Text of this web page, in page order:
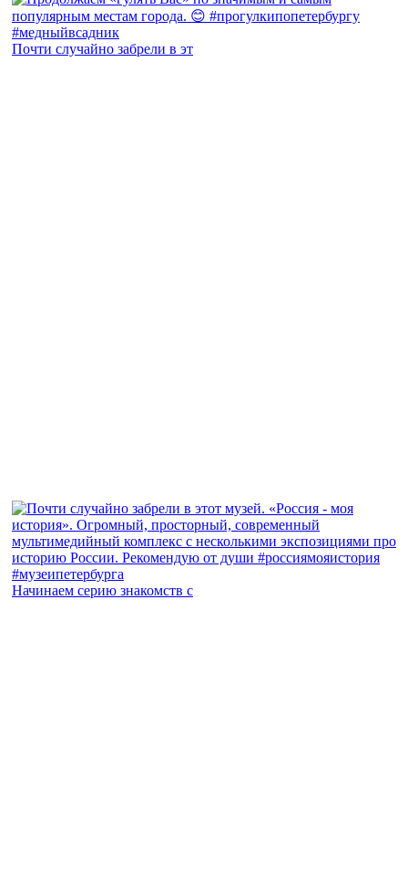
Почти случайно забрели в эт
Начинаем серию знакомств с